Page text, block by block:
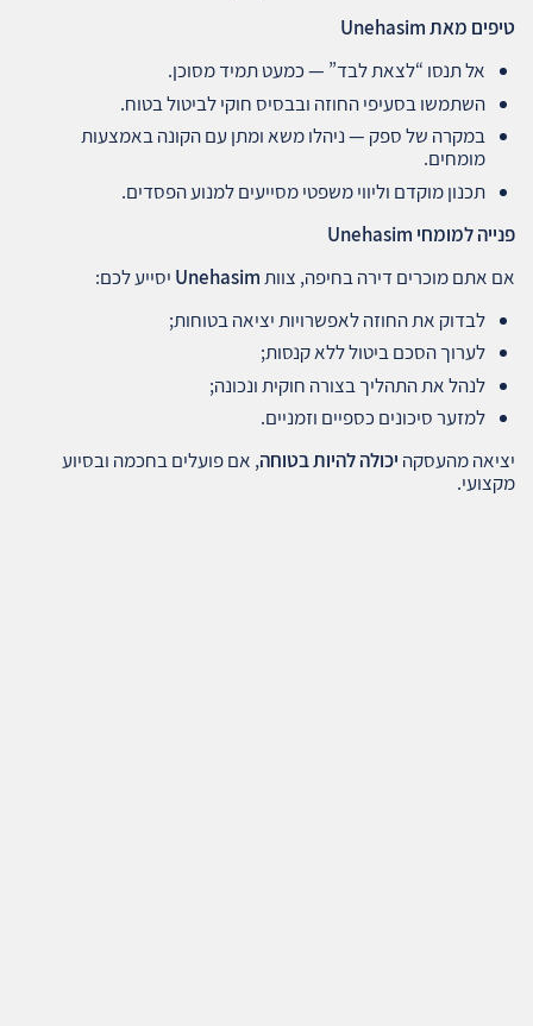
טיפים מאת
אל תנסו “לצאת לבד” — כמעט תמיד מסוכן.
השתמשו בסעיפי החוזה ובבסיס חוקי לביטול בטוח.
במקרה של ספק — ניהלו משא ומתן עם הקונה באמצעות
מומחים.
תכנון מוקדם וליווי משפטי מסייעים למנוע הפסדים.
פנייה למומחי
אם אתם מוכרים דירה בחיפה, צוותUnehasim יסייע לכם:
לבדוק את החוזה לאפשרויות יציאה בטוחות;
לערוך הסכם ביטול ללא קנסות;
לנהל את התהליך בצורה חוקית ונכונה;
למזער סיכונים כספיים וזמניים.
יציאה מהעסקה יכולה להיות בטוחה, אם פועלים בחכמה ובסיוע
מקצועי.